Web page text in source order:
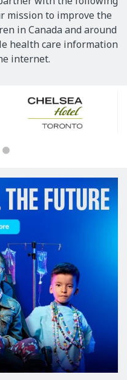
mission to improve the
in Canada and around
health care information
internet.